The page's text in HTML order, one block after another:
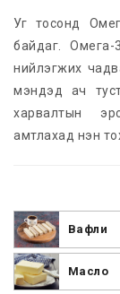
Вафли
Масло
Уг тосонд
байдаг. Омега-
нийлэгжих
мэндэд ач
харвалтын
амтлахад нэн